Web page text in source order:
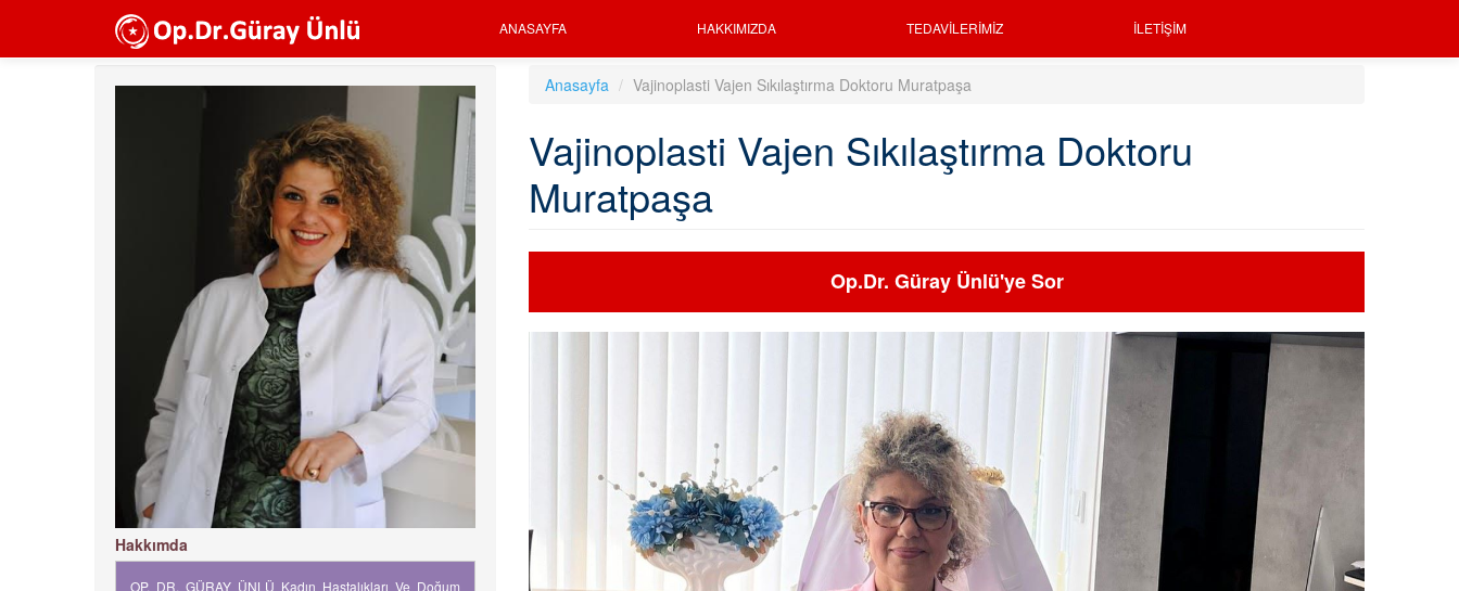
atla
ANASAYFA HAKKIMIZDA TEDAVILERIMIZ İLETIŞIM
Hakkımda
OP. DR. GÜRAY ÜNLÜ Kadın Hastalıkları Ve Doğum
Anasayfa Vajinoplasti Vajen Sıkılaştırma Doktoru Muratpaşa
Vajinoplasti Vajen Sıkılaştırma Doktoru
Muratpaşa
Op.Dr. Güray Ünlü'ye Sor